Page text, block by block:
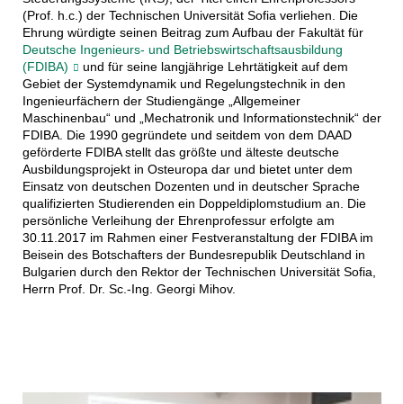
(Prof. h.c.) der Technischen Universität Sofia verliehen. Die
Ehrung würdigte seinen Beitrag zum Aufbau der Fakultät für
Deutsche Ingenieurs- und Betriebswirtschaftsausbildung
(FDIBA)
und für seine langjährige Lehrtätigkeit auf dem
Gebiet der Systemdynamik und Regelungstechnik in den
Ingenieurfächern der Studiengänge „Allgemeiner
Maschinenbau“ und „Mechatronik und Informationstechnik“ der
FDIBA. Die 1990 gegründete und seitdem von dem DAAD
geförderte FDIBA stellt das größte und älteste deutsche
Ausbildungsprojekt in Osteuropa dar und bietet unter dem
Einsatz von deutschen Dozenten und in deutscher Sprache
qualifizierten Studierenden ein Doppeldiplomstudium an. Die
persönliche Verleihung der Ehrenprofessur erfolgte am
30.11.2017 im Rahmen einer Festveranstaltung der FDIBA im
Beisein des Botschafters der Bundesrepublik Deutschland in
Bulgarien durch den Rektor der Technischen Universität Sofia,
Herrn Prof. Dr. Sc.-Ing. Georgi Mihov.